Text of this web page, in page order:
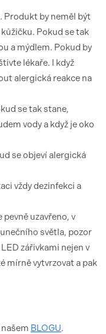
Produkt by neměl být
Pokud se tak
a mýdlem. Pokud by
lékaře. I když
alergická reakce na
se tak stane,
vody a když je oko
se objeví alergická
vždy dezinfekci a
uzavřeno, v
světla, pozor
zářivkami nejen v
mírně vytvrzovat a pak
BLOGU.